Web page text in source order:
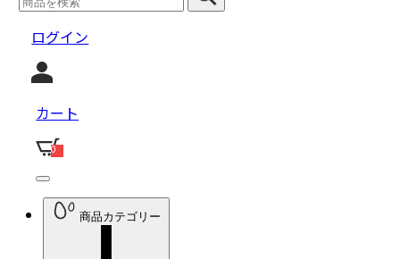
ログイン
カート
0
商品カテゴリー